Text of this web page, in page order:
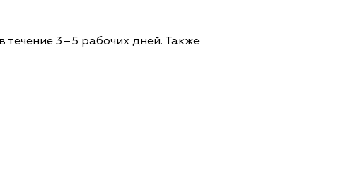
течение 3–5 рабочих дней. Также